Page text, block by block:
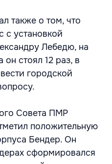
также о том, что
с установкой
Лебедю, на
он стоял 12 раз, в
городской
Совета ПМР
положительную
Бендер. Он
сформировался